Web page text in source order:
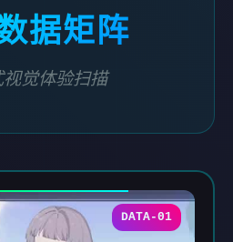
据矩阵
视觉体验扫描
DATA-01